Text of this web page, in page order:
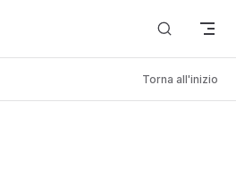
Torna all'inizio